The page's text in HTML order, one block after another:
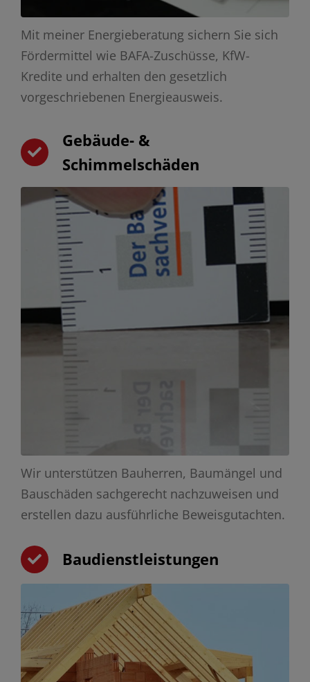
Mit meiner Energieberatung sichern Sie sich
Fördermittel wie BAFA-Zuschüsse, KfW-
Kredite und erhalten den gesetzlich
vorgeschriebenen Energieausweis.
Gebäude- &
Schimmelschäden
Wir unterstützen Bauherren, Baumängel und
Bauschäden sachgerecht nachzuweisen und
erstellen dazu ausführliche Beweisgutachten.
Baudienstleistungen